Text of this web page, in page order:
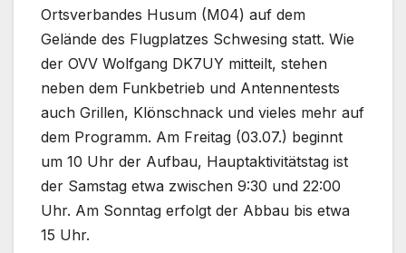
Ortsverbandes Husum (M04) auf dem
Gelände des Flugplatzes Schwesing statt. Wie
der OVV Wolfgang DK7UY mitteilt, stehen
neben dem Funkbetrieb und Antennentests
auch Grillen, Klönschnack und vieles mehr auf
dem Programm. Am Freitag (03.07.) beginnt
um 10 Uhr der Aufbau, Hauptaktivitätstag ist
der Samstag etwa zwischen 9:30 und 22:00
Uhr. Am Sonntag erfolgt der Abbau bis etwa
15 Uhr.